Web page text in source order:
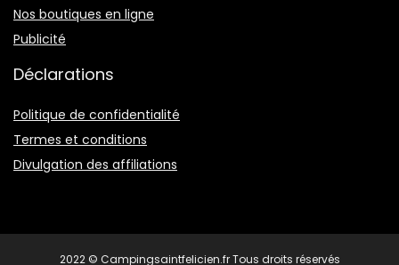
Nos boutiques en ligne
Publicité
Déclarations
Politique de confidentialité
Termes et conditions
Divulgation des affiliations
2022 © Campingsaintfelicien.fr Tous droits réservés